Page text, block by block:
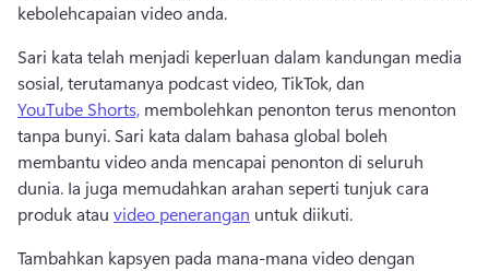
kebolehcapaian video anda.
Sari kata telah menjadi keperluan dalam kandungan media
sosial, terutamanya podcast video, TikTok, dan
YouTube Shorts, membolehkan penonton terus menonton
tanpa bunyi. Sari kata dalam bahasa global boleh
membantu video anda mencapai penonton di seluruh
dunia. Ia juga memudahkan arahan seperti tunjuk cara
produk atau video penerangan untuk diikuti.
Tambahkan kapsyen pada mana-mana video dengan